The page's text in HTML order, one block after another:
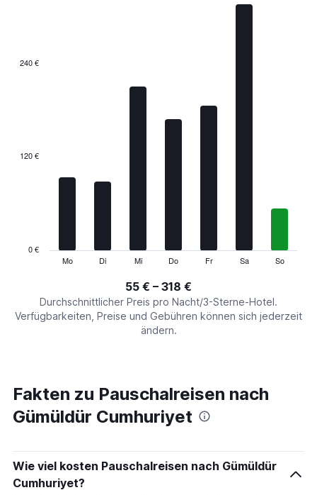
The
categories.
values.
Range:
Mo Di Mi Do Fr Sa So
0 €
120 €
240 €
55 € – 318 €
Durchschnittlicher Preis pro Nacht/3-Sterne-Hotel.
Verfügbarkeiten, Preise und Gebühren können sich jederzeit
ändern.
Fakten zu Pauschalreisen nach
Gümüldür Cumhuriyet
Wie viel kosten Pauschalreisen nach Gümüldür
Cumhuriyet?